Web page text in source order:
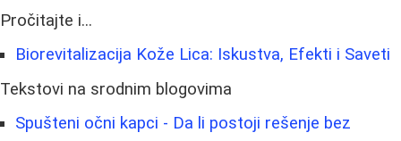
Pročitajte i...
Biorevitalizacija Kože Lica: Iskustva, Efekti i Saveti
Tekstovi na srodnim blogovima
Spušteni očni kapci - Da li postoji rešenje bez